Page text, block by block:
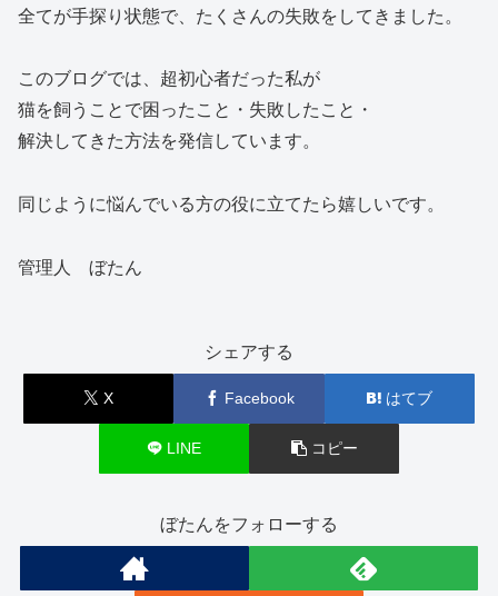
全てが手探り状態で、たくさんの失敗をしてきました。
このブログでは、超初心者だった私が
猫を飼うことで困ったこと・失敗したこと・
解決してきた方法を発信しています。
同じように悩んでいる方の役に立てたら嬉しいです。
管理人 ぼたん
シェアする
X Facebook はてブ
LINE コピー
ぼたんをフォローする